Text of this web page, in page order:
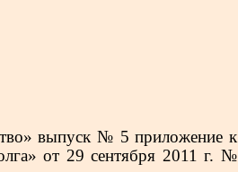
выпуск № 5 приложение к
от 29 сентября 2011 г. №